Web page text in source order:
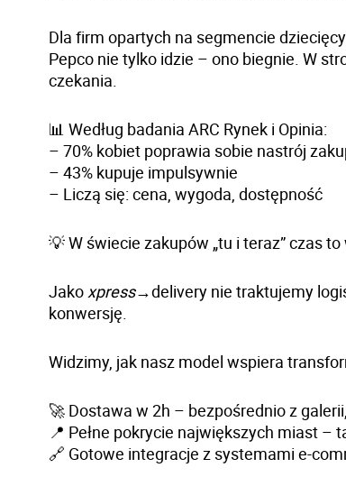
Dla firm opartych na segmencie
Pepco nie tylko idzie – ono biegnie. W
czekania.
📊 Według badania ARC Rynek i Opinia:
– 70% kobiet poprawia sobie nastrój
– 43% kupuje impulsywnie
– Liczą się: cena, wygoda, dostępność
💡 W świecie zakupów „tu i teraz” czas
Jakoxpress→deliverynie traktujemy
konwersję.
Widzimy, jak nasz model wspiera
🚀 Dostawa w 2h – bezpośrednio z
📍 Pełne pokrycie największych miast –
🔗 Gotowe integracje z systemami e-